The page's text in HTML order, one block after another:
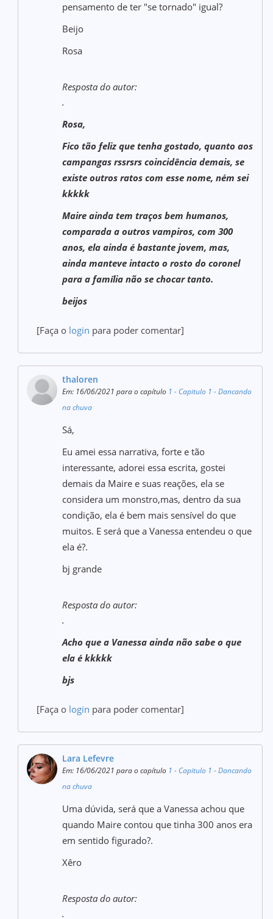
pensamento de ter "se tornado" igual?
Beijo
Rosa
Resposta do autor:
.
Rosa,
Fico tão feliz que tenha gostado, quanto aos
campangas rssrsrs coincidência demais, se
existe outros ratos com esse nome, ném sei
kkkkk
Maire ainda tem traços bem humanos,
comparada a outros vampiros, com 300
anos, ela ainda é bastante jovem, mas,
ainda manteve intacto o rosto do coronel
para a família não se chocar tanto.
beijos
[Faça o login para poder comentar]
thaloren
Em: 16/06/2021 para o capítulo 1 - Capitulo 1 - Dancando
na chuva
Sá,
Eu amei essa narrativa, forte e tão
interessante, adorei essa escrita, gostei
demais da Maire e suas reações, ela se
considera um monstro,mas, dentro da sua
condição, ela é bem mais sensível do que
muitos. E será que a Vanessa entendeu o que
ela é?.
bj grande
Resposta do autor:
.
Acho que a Vanessa ainda não sabe o que
ela é kkkkk
bjs
[Faça o login para poder comentar]
Lara Lefevre
Em: 16/06/2021 para o capítulo 1 - Capitulo 1 - Dancando
na chuva
Uma dúvida, será que a Vanessa achou que
quando Maire contou que tinha 300 anos era
em sentido figurado?.
Xêro
Resposta do autor:
.